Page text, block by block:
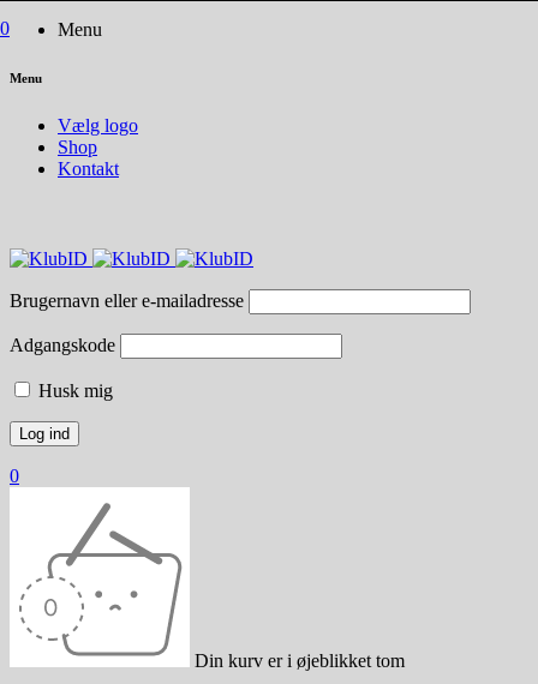
Menu
Menu
Vælg logo
Shop
Kontakt
0
Brugernavn eller e-mailadresse
Adgangskode
Husk mig
0
Din kurv er i øjeblikket tom